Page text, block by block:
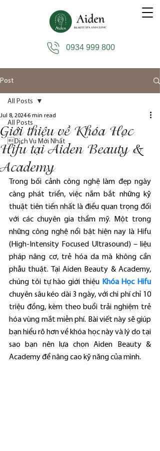
0934 999 800
Post
All Posts
Dịch Vụ Mới Nhất
All Posts
Giới thiệu về Khóa Học
Hifu tại Aiden Beauty &
Academy
Jul 8, 20246 min read
Trong bối cảnh công nghệ làm đẹp ngày
càng phát triển, việc nắm bắt những kỹ
thuật tiên tiến nhất là điều quan trọng đối
với các chuyên gia thẩm mỹ. Một trong
những công nghệ nổi bật hiện nay là Hifu
(High-Intensity Focused Ultrasound) – liệu
pháp nâng cơ, trẻ hóa da mà không cần
phẫu thuật. Tại Aiden Beauty & Academy,
chúng tôi tự hào giới thiệu Khóa Học Hifu
chuyên sâu kéo dài 3 ngày, với chi phí chỉ 10
triệu đồng, kèm theo buổi trải nghiệm trẻ
hóa vùng mắt miễn phí. Bài viết này sẽ giúp
bạn hiểu rõ hơn về khóa học này và lý do tại
sao bạn nên lựa chọn Aiden Beauty &
Academy để nâng cao kỹ năng của mình.